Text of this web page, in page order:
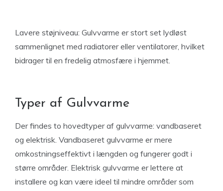
Lavere støjniveau: Gulvvarme er stort set lydløst
sammenlignet med radiatorer eller ventilatorer, hvilket
bidrager til en fredelig atmosfære i hjemmet.
Typer af Gulvvarme
Der findes to hovedtyper af gulvvarme: vandbaseret
og elektrisk. Vandbaseret gulvvarme er mere
omkostningseffektivt i længden og fungerer godt i
større områder. Elektrisk gulvvarme er lettere at
installere og kan være ideel til mindre områder som